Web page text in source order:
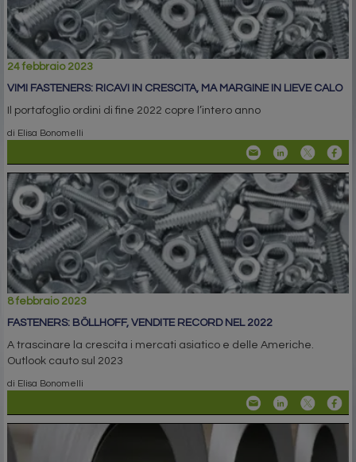
24 febbraio 2023
VIMI FASTENERS: RICAVI IN CRESCITA, MA MARGINE IN LIEVE CALO
Il portafoglio ordini di fine 2022 copre l’intero anno
di Elisa Bonomelli
8 febbraio 2023
FASTENERS: BÖLLHOFF, VENDITE RECORD NEL 2022
A trascinare la crescita i mercati asiatico e delle Americhe.
Outlook cauto sul 2023
di Elisa Bonomelli